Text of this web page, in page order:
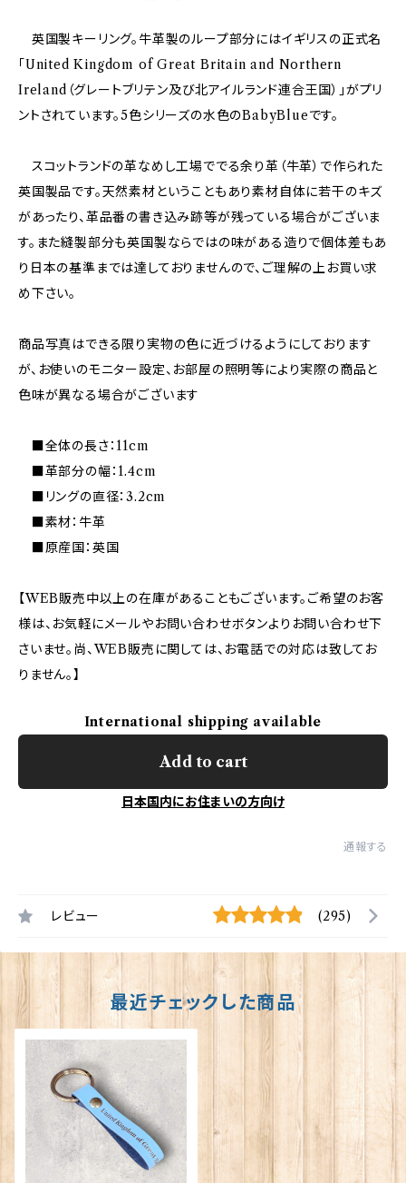
英国製キーリング。牛革製のループ部分にはイギリスの正式名
「United Kingdom of Great Britain and Northern
Ireland（グレートブリテン及び北アイルランド連合王国）」がプリ
ントされています。5色シリーズの水色のBabyBlueです。
スコットランドの革なめし工場ででる余り革（牛革）で作られた
英国製品です。天然素材ということもあり素材自体に若干のキズ
があったり、革品番の書き込み跡等が残っている場合がございま
す。また縫製部分も英国製ならではの味がある造りで個体差もあ
り日本の基準までは達しておりませんので、ご理解の上お買い求
め下さい。
商品写真はできる限り実物の色に近づけるようにしております
が、お使いのモニター設定、お部屋の照明等により実際の商品と
色味が異なる場合がございます
■全体の長さ：11cm
■革部分の幅：1.4cm
■リングの直径：3.2cm
■素材：牛革
■原産国：英国
【WEB販売中以上の在庫があることもございます。ご希望のお客
様は、お気軽にメールやお問い合わせボタンよりお問い合わせ下
さいませ。尚、WEB販売に関しては、お電話での対応は致してお
りません。】
International shipping available
Add to cart
日本国内にお住まいの方向け
通報する
レビュー (295)
最近チェックした商品